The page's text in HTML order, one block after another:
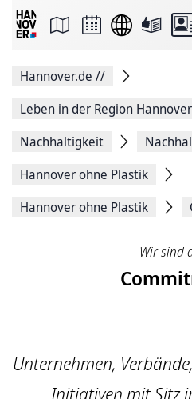
Seite
Facebook
teilen
Seitenlink
Seite
Hannover.de //
Leben in der Region Hannover
Nachhaltigkeit
Hannover ohne Plastik
Hannover ohne Plastik
Wir sind
Unternehmen,
Initiativen mit Sitz